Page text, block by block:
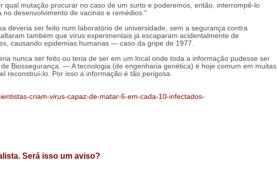
qual mutação procurar no caso de um surto e poderemos, então, interrompê-lo
desenvolvimento de vacinas e remédios."
deveria ser feito num laboratório de universidade, sem a segurança contra
também que vírus experimentais já escaparam acidentalmente de
causando epidemias humanas — caso da gripe de 1977.
nunca ser feito ou teria de ser em um local onde toda a informação pudesse ser
Biossegurança. — A tecnologia (de engenharia genética) é hoje comum em muitas
reconstruí-lo. Por isso a informação é tão perigosa.
criam-virus-capaz-de-matar-6-em-cada-10-infectados-
Será isso um aviso?